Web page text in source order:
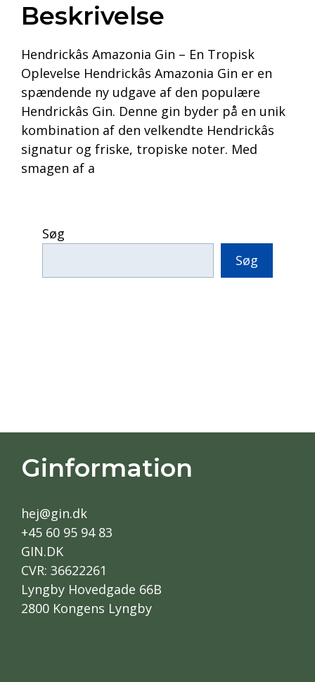
Beskrivelse
Hendrickâs Amazonia Gin – En Tropisk
Oplevelse Hendrickâs Amazonia Gin er en
spændende ny udgave af den populære
Hendrickâs Gin. Denne gin byder på en unik
kombination af den velkendte Hendrickâs
signatur og friske, tropiske noter. Med
smagen af a
Søg
Søg
Ginformation
hej@gin.dk
+45 60 95 94 83
GIN.DK
CVR: 36622261
Lyngby Hovedgade 66B
2800 Kongens Lyngby